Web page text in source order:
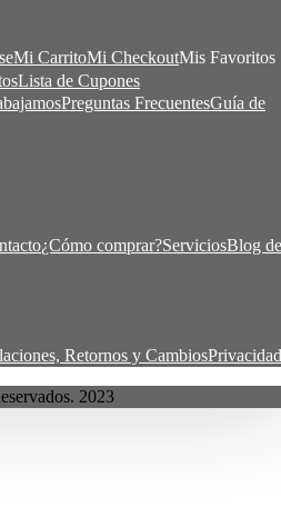
Mi CarritoMi CheckoutMis Favoritos
Lista de Cupones
Preguntas FrecuentesGuía de
¿Cómo comprar?ServiciosBlog de
Retornos y CambiosPrivacidad
2023